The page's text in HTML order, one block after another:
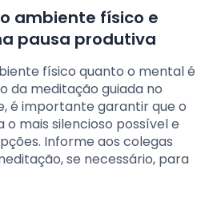
ambiente físico e
pausa produtiva
físico quanto o mental é
da meditação guiada no
é importante garantir que o
o mais silencioso possível e
Informe aos colegas
se necessário, para